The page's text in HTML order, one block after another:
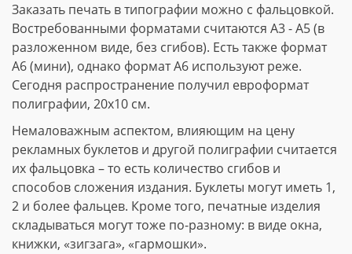
Заказать печать в типографии можно с фальцовкой.
Востребованными форматами считаются А3 - А5 (в
разложенном виде, без сгибов). Есть также формат
А6 (мини), однако формат А6 используют реже.
Сегодня распространение получил евроформат
полиграфии, 20х10 см.
Немаловажным аспектом, влияющим на цену
рекламных буклетов и другой полиграфии считается
их фальцовка – то есть количество сгибов и
способов сложения издания. Буклеты могут иметь 1,
2 и более фальцев. Кроме того, печатные изделия
складываться могут тоже по-разному: в виде окна,
книжки, «зигзага», «гармошки».